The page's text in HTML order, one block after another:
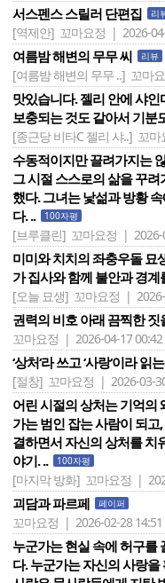
서스펜스 스릴러 단편집 리
[역제안] 꼬마요정 | 2026-
여름밤 해변의 무무 씨 리뷰
[여름밤 해변의 무무 ..] 꼬마
맛있습니다. 젤리 안에 샤
보충되는 것도 같아서 기분
[종근당 비타C 젤리 샤..] 꼬마
수동적이지만 끌려가지는
그 시절 스스로의 삶을 꾸
했다. 그녀는 낯섦과 방황
다. ..
100자평
[브루클린] 꼬마요정 | 2026-
미미와 치치의 좌충우돌 묘
가 집사와 함께 불안과 경
[오늘 묘생] 꼬마요정 |
권력의 비호 아래 끔찍한
꼬마요정 | 2026-04-17 00:42
‘상처‘라 쓰고 ‘사랑‘이라 읽
[절창] 꼬마요정 | 2026-03-
어린 시절의 상처는 기억의
가는 범인 잡는 사람이 되
결하면서 자신의 상처를 치
야기. ..
100자평
[마지막 방화] 꼬마요정 |
괴담과 파르페 페이퍼
꼬마요정 | 2026-02-28 14:51
누군가는 현실 속에 허구를
다. 누군가는 자신의 사랑